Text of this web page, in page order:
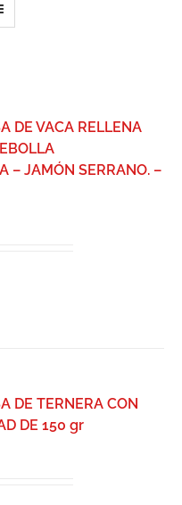
DE VACA RELLENA
– JAMÓN SERRANO. –
DE TERNERA CON
DE 150 gr